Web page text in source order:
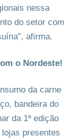
nessa
do setor com
afirma.
o Nordeste!
da carne
bandeira do
da 1ª edição
presentes